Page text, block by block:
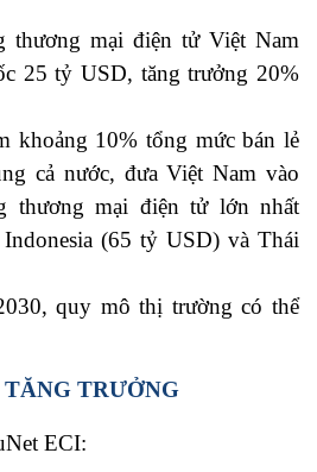
thương mại điện tử Việt Nam
25 tỷ USD, tăng trưởng 20%
khoảng 10% tổng mức bán lẻ
cả nước, đưa Việt Nam vào
thương mại điện tử lớn nhất
(65 tỷ USD) và Thái
quy mô thị trường có thể
TRƯỞNG
ECI: